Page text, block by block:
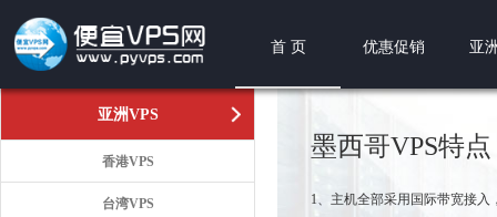
首 页 优惠促销 亚
亚洲VPS
香港VPS
台湾VPS
墨西哥VPS特
1、主机全部采用国际带宽接